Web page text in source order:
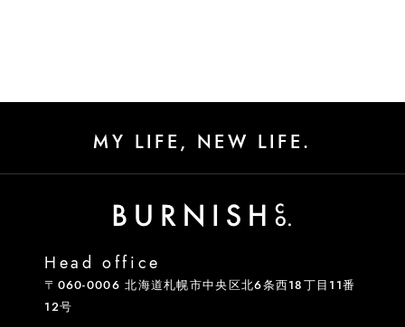
MY LIFE, NEW LIFE.
Head office
〒060-0006 北海道札幌市中央区北6条西18丁目11番
12号